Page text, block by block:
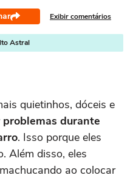
Exibir comentários
Astral
quietinhos, dóceis e
problemas durante
. Isso porque eles
Além disso, eles
ao colocar